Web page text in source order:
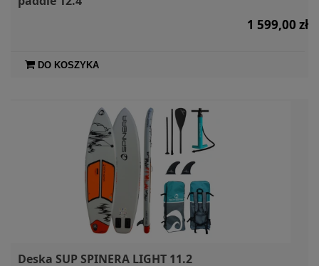
1 599,00 zł
DO KOSZYKA
Deska SUP SPINERA LIGHT 11.2